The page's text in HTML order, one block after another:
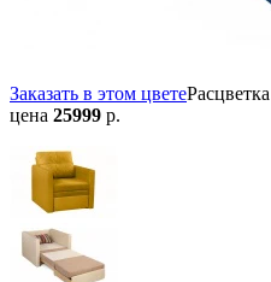
Заказать в этом цветеРасцветка
цена 25999 р.